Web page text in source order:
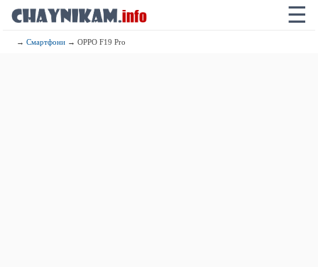
☰
→Смартфони → OPPO F19 Pro